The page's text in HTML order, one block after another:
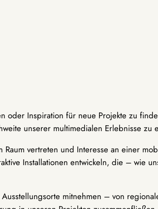
Inspiration für neue Projekte zu
unserer multimedialen Erlebnisse zu
vertreten und Interesse an einer
Installationen entwickeln, die – wie
mitnehmen – von